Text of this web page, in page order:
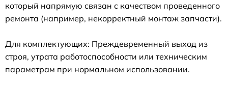
который напрямую связан с качеством проведенного
ремонта (например, некорректный монтаж запчасти).
Для комплектующих: Преждевременный выход из
строя, утрата работоспособности или техническим
параметрам при нормальном использовании.